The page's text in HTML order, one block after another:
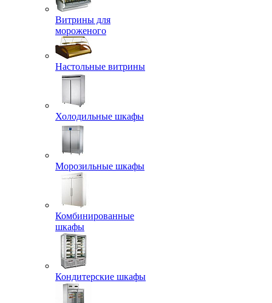
Витрины для
мороженого
Настольные витрины
Холодильные шкафы
Морозильные шкафы
Комбинированные
шкафы
Кондитерские шкафы